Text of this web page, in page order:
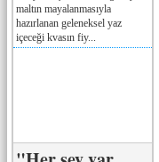
maltın mayalanmasıyla
hazırlanan geleneksel yaz
içeceği kvasın fiy...